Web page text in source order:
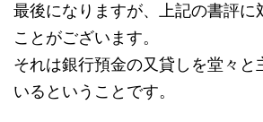
最後になりますが、上記の書評に
ことがございます。
それは銀行預金の又貸しを堂々と
いるということです。